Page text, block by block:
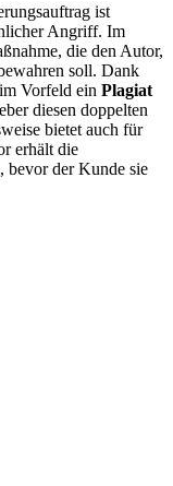
ist
Angriff. Im
die den Autor,
soll. Dank
Vorfeld ein Plagiat
diesen doppelten
bietet auch für
erhält die
bevor der Kunde sie